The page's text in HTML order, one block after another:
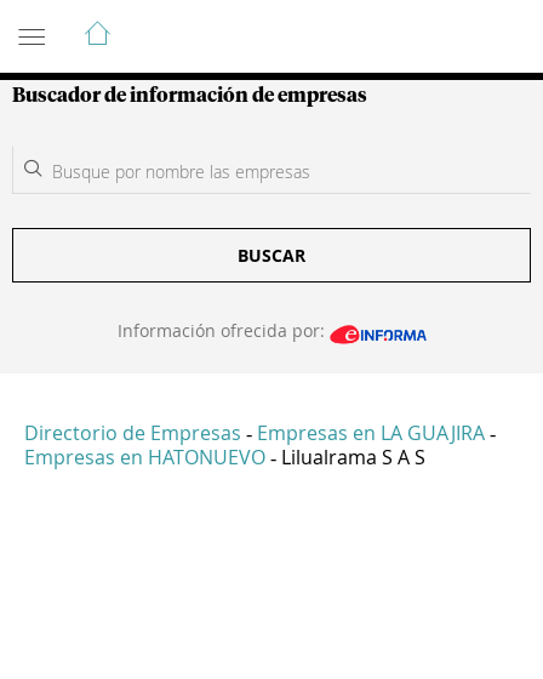
Guía de Empresas Colombianas
Buscador de información de empresas
BUSCAR
Información ofrecida por:
Directorio de Empresas - Empresas en LA GUAJIRA -
Empresas en HATONUEVO - Lilualrama S A S